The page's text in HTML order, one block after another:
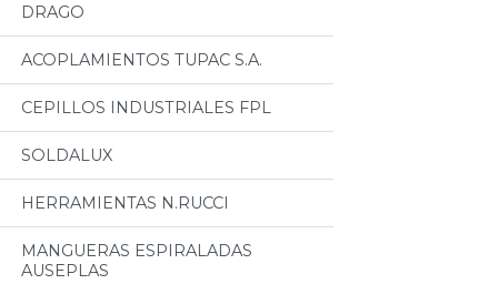
DRAGO
ACOPLAMIENTOS TUPAC S.A.
CEPILLOS INDUSTRIALES FPL
SOLDALUX
HERRAMIENTAS N.RUCCI
MANGUERAS ESPIRALADAS
AUSEPLAS